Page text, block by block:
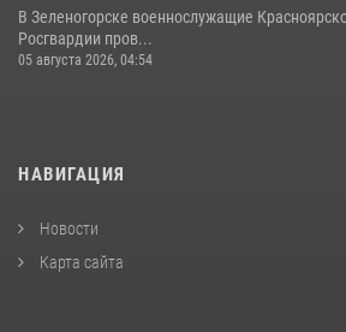
В Зеленогорске военнослужащие
Росгвардии пров...
05 августа 2026, 04:54
НАВИГАЦИЯ
Новости
Карта сайта